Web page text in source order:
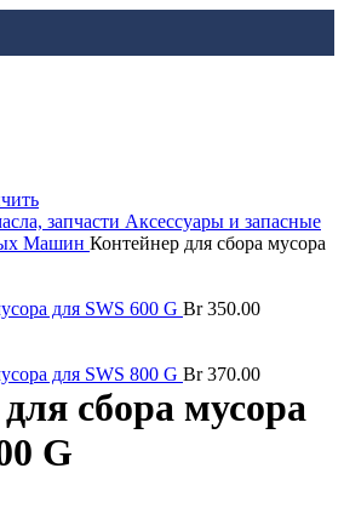
запчасти Аксессуары и запасные
Машин Контейнер для сбора мусора
для SWS 600 G Br350.00
для SWS 800 G Br370.00
сбора мусора
G